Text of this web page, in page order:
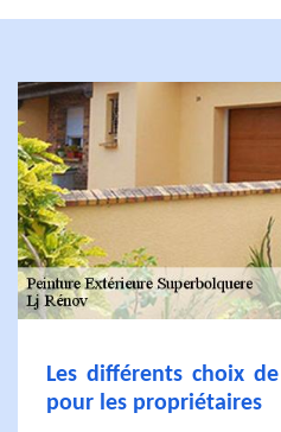
Les différents choix
pour les propriétaires